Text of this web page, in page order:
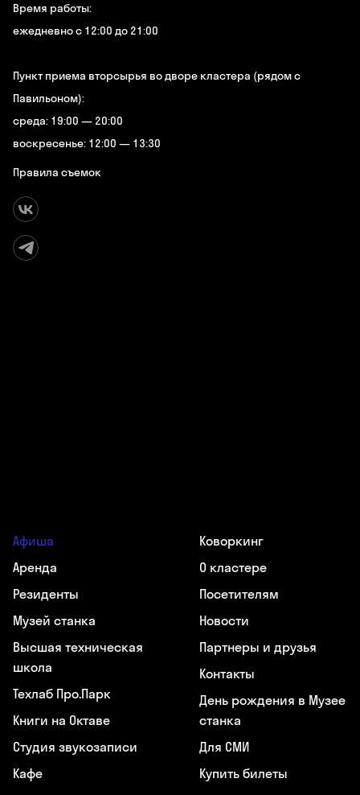
Время работы:
ежедневно с 12:00 до 21:00
Пункт приема вторсырья во дворе кластера (рядом с
Павильоном):
среда: 19:00 — 20:00
воскресенье: 12:00 — 13:30
Правила съемок
Афиша
Аренда
Резиденты
Музей станка
Высшая техническая
школа
Техлаб Про.Парк
Книги на Октаве
Студия звукозаписи
Кафе
Коворкинг
О кластере
Посетителям
Новости
Партнеры и друзья
Контакты
День рождения в Музее
станка
Для СМИ
Купить билеты